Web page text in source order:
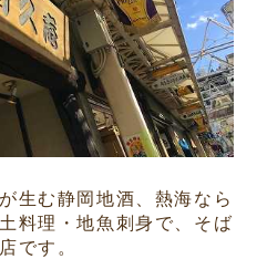
生む静岡地酒、熱海なら
料理・地魚刺身で、そば
です。